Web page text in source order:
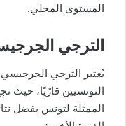
المستوى المحلي.
الترجي
يُعتبر الترجي
التونسيين قارّيًا،
الممثلة لتونس بفضل